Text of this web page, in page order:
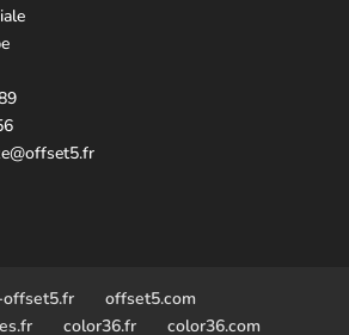
offset5.com
color36.fr color36.com